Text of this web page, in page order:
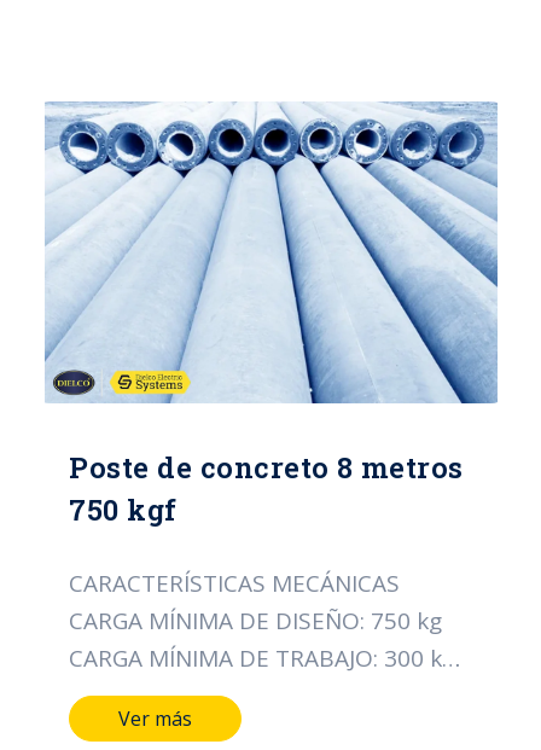
DE ACERO ALAMBRE DE ESPIRAL:
CAL/12 PESO APROXIMADO: 463 Kg
NORMA: ICONTEC 1329
CERTIFICACIÓN: RETIE
Poste de concreto 8 metros
750 kgf
CARACTERÍSTICAS MECÁNICAS
CARGA MÍNIMA DE DISEÑO: 750 kg
CARGA MÍNIMA DE TRABAJO: 300 kg
CARACTERÍSTICAS DIMENSIONALES
LONGITUD DEL POSTE: 8 MTS
Ver más